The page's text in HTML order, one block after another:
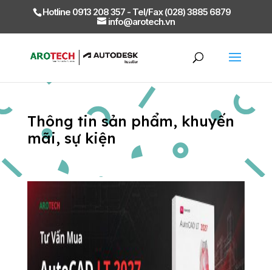
Hotline 0913 208 357 - Tel/Fax (028) 3885 6879
info@arotech.vn
Thông tin sản phẩm, khuyến
mãi, sự kiện